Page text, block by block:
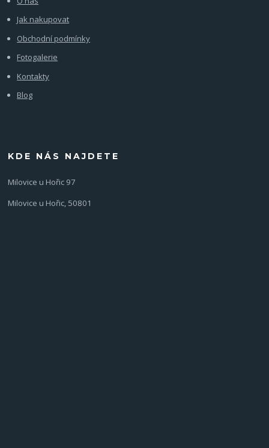
Jak nakupovat
Obchodní podmínky
Fotogalerie
Kontakty
Blog
KDE NÁS NAJDETE
Milovice u Hořic 97
Milovice u Hořic, 50801